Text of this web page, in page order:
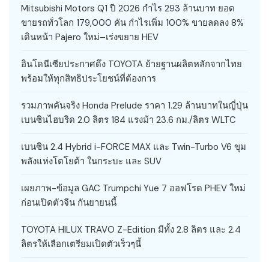
Mitsubishi Motors Q1 ปี 2026 กำไร 293 ล้านบาท ยอด
ขายรถทั่วโลก 179,000 คัน กำไรเพิ่ม 100% ขายลดลง 8%
เดินหน้า Pajero ใหม่–เร่งขยาย HEV
อินโดนีเซียประกาศดึง TOYOTA ย้ายฐานผลิตหลักจากไทย
พร้อมให้ทุกสิทธิประโยชน์ที่ต้องการ
รวมภาพคันจริง Honda Prelude ราคา 1.29 ล้านบาทในญี่ปุ่น
เบนซินไฮบริด 2.0 ลิตร 184 แรงม้า 23.6 กม./ลิตร WLTC
เบนซิน 2.4 Hybrid i-FORCE MAX และ Twin-Turbo V6 ขุม
พลังแห่งโตโยต้า ในกระบะ และ SUV
เผยภาพ-ข้อมูล GAC Trumpchi Yue 7 ออฟโรด PHEV ใหม่
ก่อนเปิดตัวจีน กันยายนนี้
TOYOTA HILUX TRAVO Z-Edition มีทั้ง 2.8 ลิตร และ 2.4
ลิตรให้เลือกเตรียมเปิดตัวเร็วๆนี้